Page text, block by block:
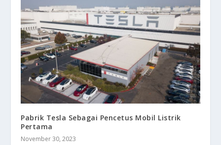
Pabrik Tesla Sebagai Pencetus Mobil Listrik
Pertama
November 30, 2023